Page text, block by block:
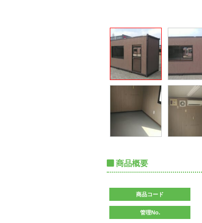
商品概要
商品コード
管理No.